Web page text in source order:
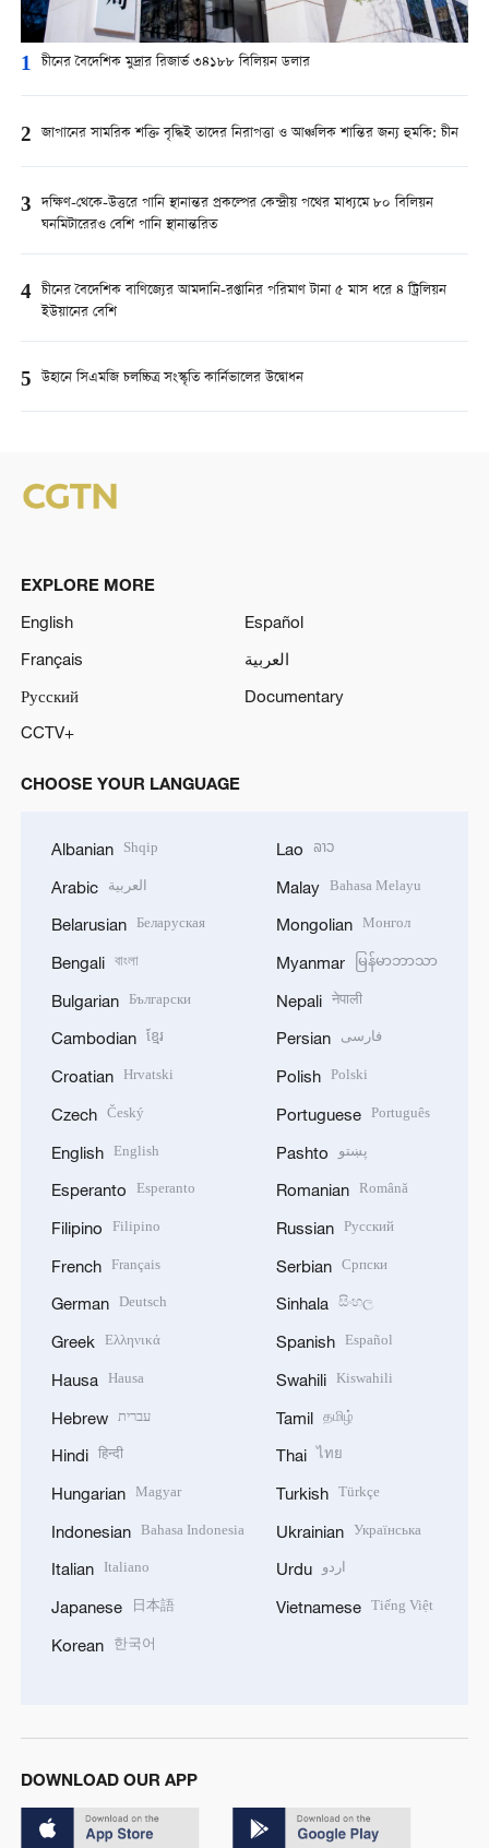
1 চীনের বৈদেশিক মুদ্রার রিজার্ভ ৩৪১৮৮ বিলিয়ন ডলার
2 জাপানের সামরিক শক্তি বৃদ্ধিই তাদের নিরাপত্তা ও আঞ্চলিক শান্তির জন্য হুমকি: চীন
3 দক্ষিণ-থেকে-উত্তরে পানি স্থানান্তর প্রকল্পের কেন্দ্রীয় পথের মাধ্যমে ৮০ বিলিয়ন
ঘনমিটারেরও বেশি পানি স্থানান্তরিত
4 চীনের বৈদেশিক বাণিজ্যের আমদানি-রপ্তানির পরিমাণ টানা ৫ মাস ধরে ৪ ট্রিলিয়ন
ইউয়ানের বেশি
5 উহানে সিএমজি চলচ্চিত্র সংস্কৃতি কার্নিভালের উদ্বোধন
EXPLORE MORE
English
Español
Français
العربية
Русский
Documentary
CCTV+
CHOOSE YOUR LANGUAGE
Albanian Shqip
Arabic العربية
Belarusian Беларуская
Bengali বাংলা
Bulgarian Български
Cambodian ខ្មែរ
Croatian Hrvatski
Czech Český
English English
Esperanto Esperanto
Filipino Filipino
French Français
German Deutsch
Greek Ελληνικά
Hausa Hausa
Hebrew עברית
Hindi हिन्दी
Hungarian Magyar
Indonesian Bahasa Indonesia
Italian Italiano
Japanese 日本語
Korean 한국어
Lao ລາວ
Malay Bahasa Melayu
Mongolian Монгол
Myanmar မြန်မာဘာသာ
Nepali नेपाली
Persian فارسی
Polish Polski
Portuguese Português
Pashto پښتو
Romanian Română
Russian Русский
Serbian Српски
Sinhala සිංහල
Spanish Español
Swahili Kiswahili
Tamil தமிழ்
Thai ไทย
Turkish Türkçe
Ukrainian Українська
Urdu اردو
Vietnamese Tiếng Việt
DOWNLOAD OUR APP